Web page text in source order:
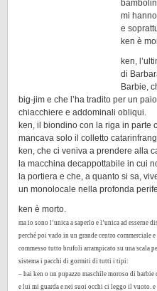
mi
e
ken è
ken,
di
Barbie,
big-jim e che l’ha tradito per un
chiacchiere e addominali obliqui.
ken, il biondino con la riga in parte
mancava solo il colletto
ken, che ci veniva a prendere alla
la macchina decappottabile in cui
la portiera e che, a quanto si sa,
un monolocale nella profonda
ken è morto.
ma io sono l’unica a saperlo e l’unica ad esserne
perché poi vado in un grande centro commerciale
commesso tutto brufoli arrampicato su una scala
sistema i pacchi di gormiti di tutti i tipi:
– hai ken o un pupazzo maschile moroso di barbie
e lui mi guarda e nei suoi occhi ci leggo il vuoto.